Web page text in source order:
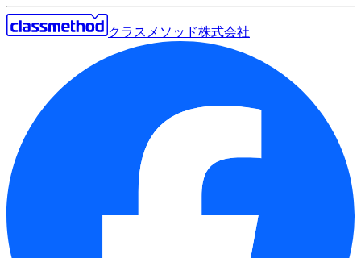
クラスメソッド株式会社